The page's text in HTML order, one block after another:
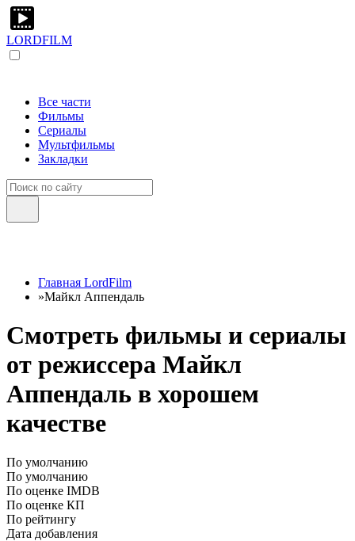
LORDFILM
Все части
Фильмы
Сериалы
Мультфильмы
Закладки
Главная LordFilm
»Майкл Аппендаль
Смотреть фильмы и сериалы
от режиссера Майкл
Аппендаль в хорошем
качестве
По умолчанию
По умолчанию
По оценке IMDB
По оценке КП
По рейтингу
Дата добавления